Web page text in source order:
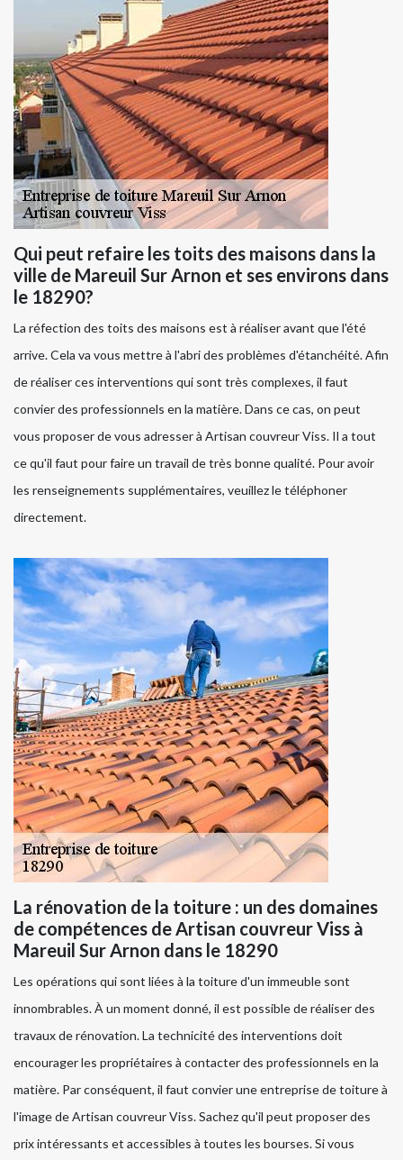
Qui peut refaire les toits des maisons dans la
ville de Mareuil Sur Arnon et ses environs dans
le 18290?
La réfection des toits des maisons est à réaliser avant que l'été
arrive. Cela va vous mettre à l'abri des problèmes d'étanchéité. Afin
de réaliser ces interventions qui sont très complexes, il faut
convier des professionnels en la matière. Dans ce cas, on peut
vous proposer de vous adresser à Artisan couvreur Viss. Il a tout
ce qu'il faut pour faire un travail de très bonne qualité. Pour avoir
les renseignements supplémentaires, veuillez le téléphoner
directement.
La rénovation de la toiture : un des domaines
de compétences de Artisan couvreur Viss à
Mareuil Sur Arnon dans le 18290
Les opérations qui sont liées à la toiture d'un immeuble sont
innombrables. À un moment donné, il est possible de réaliser des
travaux de rénovation. La technicité des interventions doit
encourager les propriétaires à contacter des professionnels en la
matière. Par conséquent, il faut convier une entreprise de toiture à
l'image de Artisan couvreur Viss. Sachez qu'il peut proposer des
prix intéressants et accessibles à toutes les bourses. Si vous